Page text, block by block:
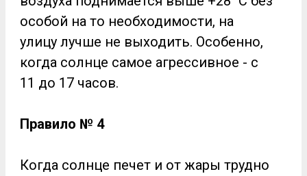
особой на то необходимости, на
улицу лучше не выходить. Особенно,
когда солнце самое агрессивное - с
11 до 17 часов.
Правило № 4
Когда солнце печет и от жары трудно